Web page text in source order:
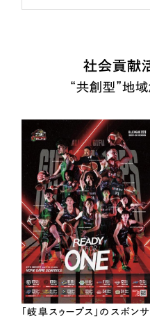
社会貢献
“共創型”地域
「岐阜スゥープス」のスポンサ